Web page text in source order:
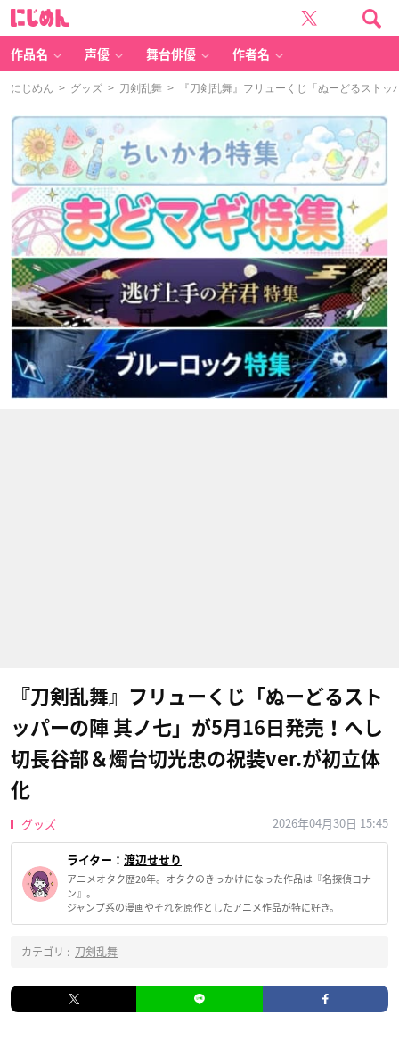
作品名 声優 舞台俳優 作者名
にじめん > グッズ > 刀剣乱舞 > 『刀剣乱舞』フリューくじ「ぬーどるストッ
『刀剣乱舞』フリューくじ「ぬーどるスト
ッパーの陣 其ノ七」が5月16日発売！へし
切長谷部＆燭台切光忠の祝装ver.が初立体
化
グッズ 2026年04月30日 15:45
ライター： 渡辺せせり
アニメオタク歴20年。オタクのきっかけになった作品は『名探偵コナ
ン』。
ジャンプ系の漫画やそれを原作としたアニメ作品が特に好き。
カテゴリ : 刀剣乱舞